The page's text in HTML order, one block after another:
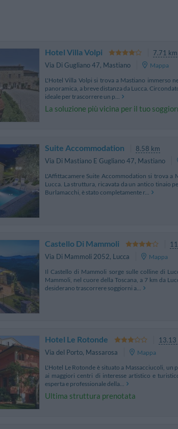
Hotel Villa Volpi
7.71 km
Via Di Gugliano 47, Mastiano
Mappa
L'Hotel Villa Volpi si trova a Mastiano immerso
panoramica, a breve distanza da Lucca.
ideale per trascorrere un p...
La soluzione più vicina per il tuo
Suite Accommodation
8.58 km
Via Di Mastiano E Gugliano 47, Mastiano
L'Affittacamere Suite Accommodation si trova
Lucca. La struttura, ricavata da un antico tinaio
Burlamacchi, è stato completamente r...
Castello Di Mammoli
Via Di Mammoli 2052, Lucca
Mappa
Il Castello di Mammoli sorge sulle colline di
Mammoli, nel cuore della Toscana, a 7 km da
desiderano trascorrere soggiorni a...
Hotel Le Rotonde
13.13
Via del Porto, Massarosa
Mappa
L'Hotel Le Rotonde è situato a Massacciucoli,
ai maggiori centri di interesse artistico e
esperta e professionale della...
Ultima struttura prenotata